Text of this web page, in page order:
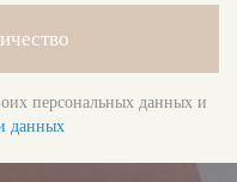
персональных данных и
данных